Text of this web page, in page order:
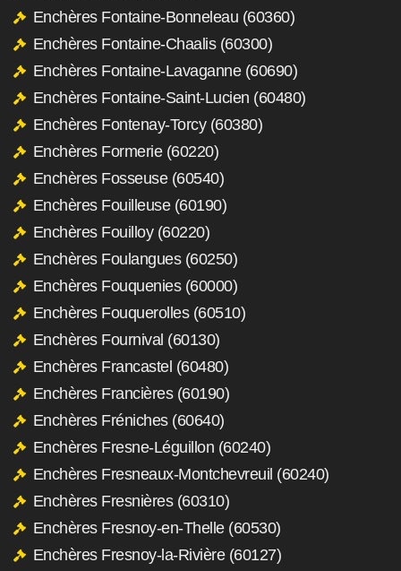
Enchères Fontaine-Bonneleau (60360)
Enchères Fontaine-Chaalis (60300)
Enchères Fontaine-Lavaganne (60690)
Enchères Fontaine-Saint-Lucien (60480)
Enchères Fontenay-Torcy (60380)
Enchères Formerie (60220)
Enchères Fosseuse (60540)
Enchères Fouilleuse (60190)
Enchères Fouilloy (60220)
Enchères Foulangues (60250)
Enchères Fouquenies (60000)
Enchères Fouquerolles (60510)
Enchères Fournival (60130)
Enchères Francastel (60480)
Enchères Francières (60190)
Enchères Fréniches (60640)
Enchères Fresne-Léguillon (60240)
Enchères Fresneaux-Montchevreuil (60240)
Enchères Fresnières (60310)
Enchères Fresnoy-en-Thelle (60530)
Enchères Fresnoy-la-Rivière (60127)